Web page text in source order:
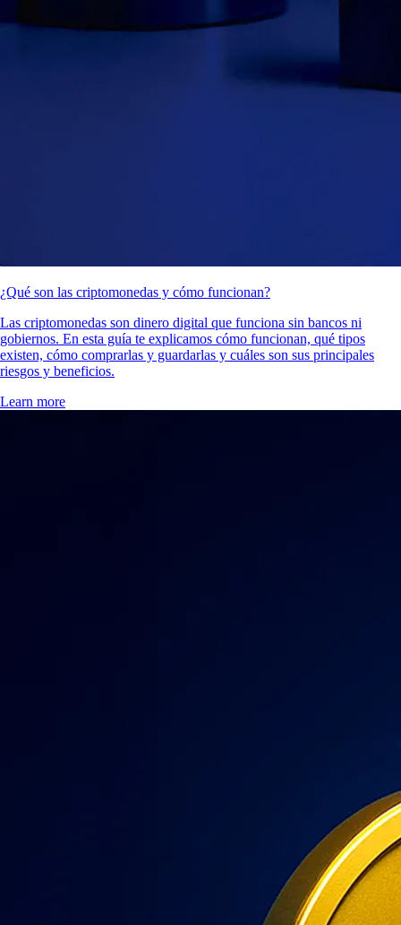
¿Qué son las criptomonedas y cómo funcionan?
Las criptomonedas son dinero digital que funciona sin bancos ni
gobiernos. En esta guía te explicamos cómo funcionan, qué tipos
existen, cómo comprarlas y guardarlas y cuáles son sus principales
riesgos y beneficios.
Learn more